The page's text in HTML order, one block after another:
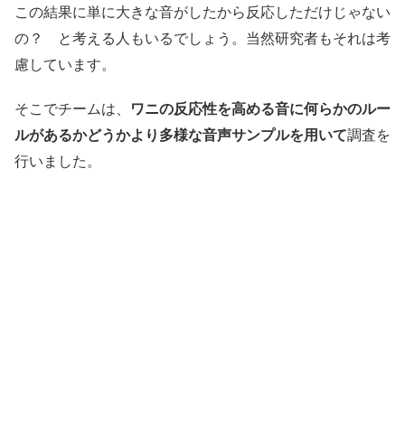
この結果に単に大きな音がしたから反応しただけじゃない
の？ と考える人もいるでしょう。当然研究者もそれは考
慮しています。
そこでチームは、 ワニの反応性を高める音に何らかのルー
ルがあるかどうかより多様な音声サンプルを用いて調査を
行いました。